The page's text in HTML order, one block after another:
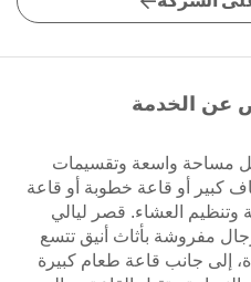
عن الخدمة
مساحة واسعة وتقسيمات
كبير أو قاعة خطوبة أو قاعة
وتنظيم العشاء. قصر ليالي
مفروشة بأثاث أنيق تتسع
إلى جانب قاعة طعام كبيرة